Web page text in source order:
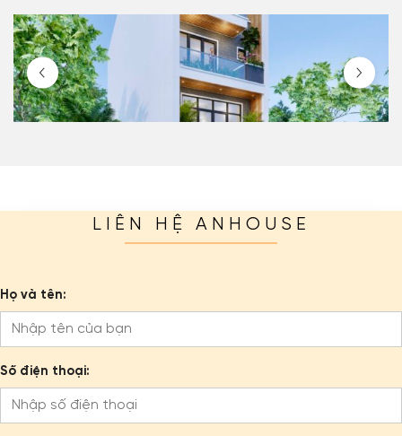
LIÊN HỆ ANHOUSE
Họ và tên:
Số điện thoại: